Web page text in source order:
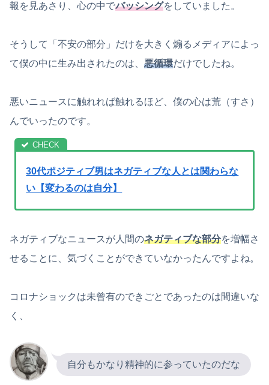
報を見あさり、心の中でバッシングをしていました。
そうして「不安の部分」だけを大きく煽るメディアによっ
て僕の中に生み出されたのは、 悪循環だけでしたね。
悪いニュースに触れれば触れるほど、僕の心は荒（すさ）
んでいったのです。
30代ポジティブ男はネガティブな人とは関わらな
い【変わるのは自分】
ネガティブなニュースが人間のネガティブな部分を増幅さ
せることに、気づくことができていなかったんですよね。
コロナショックは未曾有のできごとであったのは間違いな
く、
自分もかなり精神的に参っていたのだな